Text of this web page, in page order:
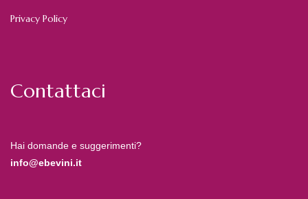
Privacy Policy
Contattaci
Hai domande e suggerimenti?
info@ebevini.it